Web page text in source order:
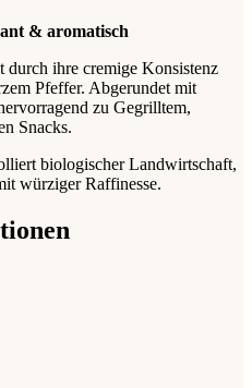
& aromatisch
durch ihre cremige Konsistenz
Pfeffer. Abgerundet mit
zu Gegrilltem,
Snacks.
biologischer Landwirtschaft,
würziger Raffinesse.